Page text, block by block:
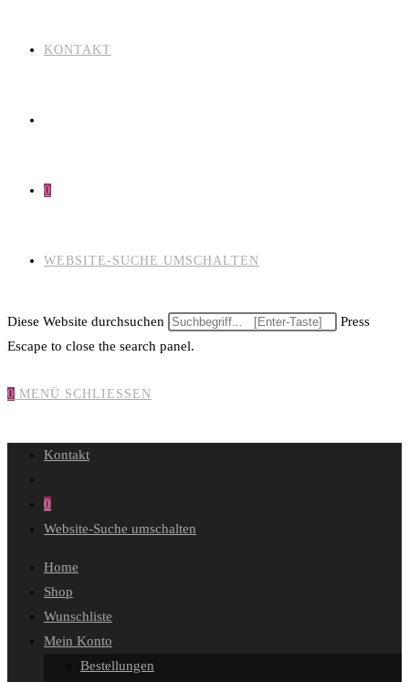
KONTAKT
0
WEBSITE-SUCHE UMSCHALTEN
Diese Website durchsuchen
Press
Escape to close the search panel.
0 MENÜ SCHLIESSEN
Kontakt
0
Website-Suche umschalten
Home
Shop
Wunschliste
Mein Konto
Bestellungen